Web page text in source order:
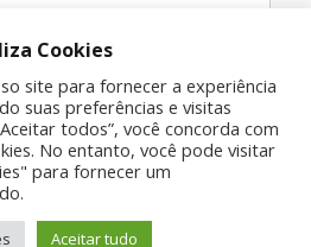
de Pesquisa em Álcool e Drogas
História
Onde Procurar Ajuda?
Cookies
site para fornecer a experiência
suas preferências e visitas
todos”, você concorda com
No entanto, você pode visitar
para fornecer um
Aceitar tudo